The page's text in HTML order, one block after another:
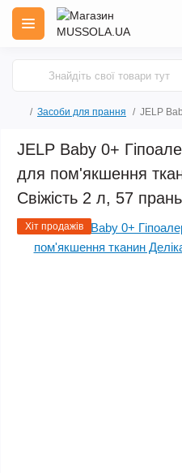
Засоби для прання JELP
JELP Baby 0+
для пом'якшення
Свіжість 2 л, 57 прань
Хіт продажів